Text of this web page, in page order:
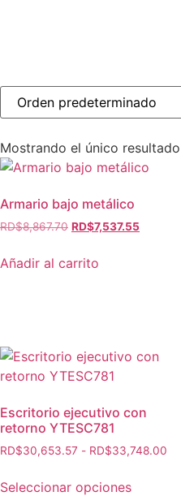
Mostrando el único resultado
Armario bajo metálico
RD$8,867.70 RD$7,537.55
Añadir al carrito
Escritorio ejecutivo con
retorno YTESC781
RD$30,653.57 - RD$33,748.00
Seleccionar opciones